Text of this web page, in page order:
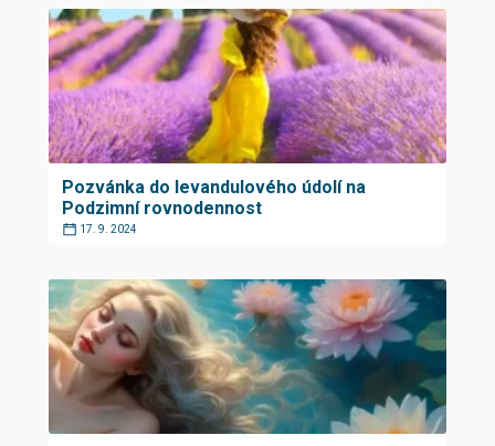
Pozvánka do levandulového údolí na
Podzimní rovnodennost
17. 9. 2024